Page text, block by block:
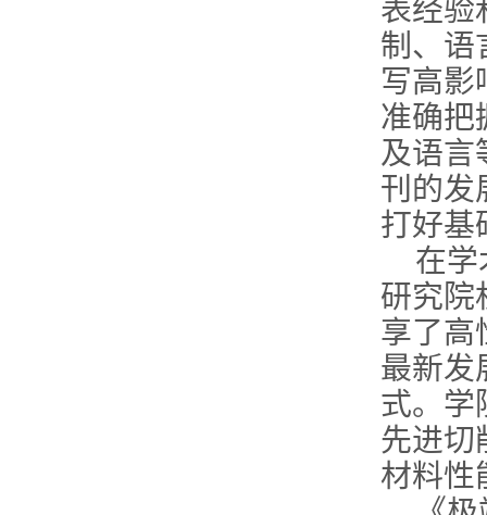
表经验
制、语
写高影
准确把
及语言
刊的发
打好基
在学
研究院
享了高
最新发
式。学
先进切
材料性